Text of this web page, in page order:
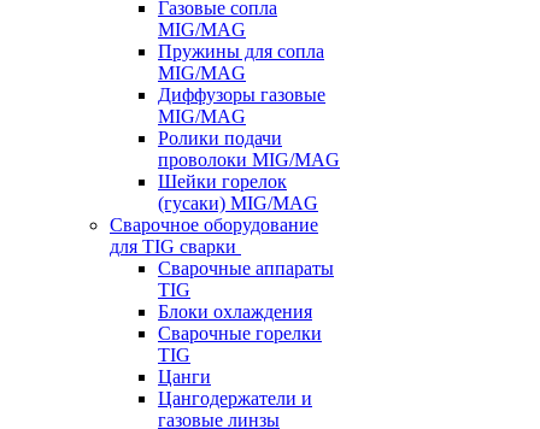
Газовые сопла
MIG/MAG
Пружины для сопла
MIG/MAG
Диффузоры газовые
MIG/MAG
Ролики подачи
проволоки MIG/MAG
Шейки горелок
(гусаки) MIG/MAG
Сварочное оборудование
для TIG сварки
Сварочные аппараты
TIG
Блоки охлаждения
Сварочные горелки
TIG
Цанги
Цангодержатели и
газовые линзы